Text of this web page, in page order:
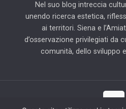
Nel suo blog intreccia
unendo ricerca estetica,
ai territori. Siena e
d’osservazione privilegiati da
comunità, dello sviluppo